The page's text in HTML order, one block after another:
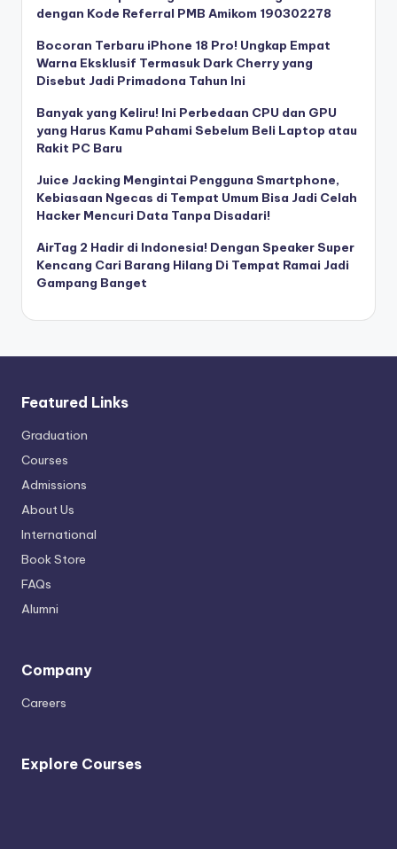
dengan Kode Referral PMB Amikom 190302278
Bocoran Terbaru iPhone 18 Pro! Ungkap Empat
Warna Eksklusif Termasuk Dark Cherry yang
Disebut Jadi Primadona Tahun Ini
Banyak yang Keliru! Ini Perbedaan CPU dan GPU
yang Harus Kamu Pahami Sebelum Beli Laptop atau
Rakit PC Baru
Juice Jacking Mengintai Pengguna Smartphone,
Kebiasaan Ngecas di Tempat Umum Bisa Jadi Celah
Hacker Mencuri Data Tanpa Disadari!
AirTag 2 Hadir di Indonesia! Dengan Speaker Super
Kencang Cari Barang Hilang Di Tempat Ramai Jadi
Gampang Banget
Featured Links
Graduation
Courses
Admissions
About Us
International
Book Store
FAQs
Alumni
Company
Careers
Explore Courses